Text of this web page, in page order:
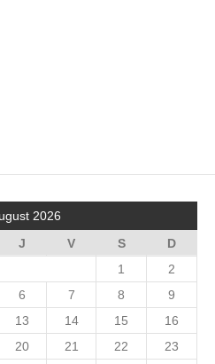
2026
J V S
D
1
2
6 7 8
9
13 14 15
16
20 21 22
23